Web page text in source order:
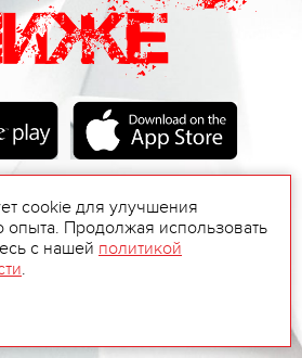
cookie для улучшения
опыта. Продолжая использовать
с нашей политикой
.